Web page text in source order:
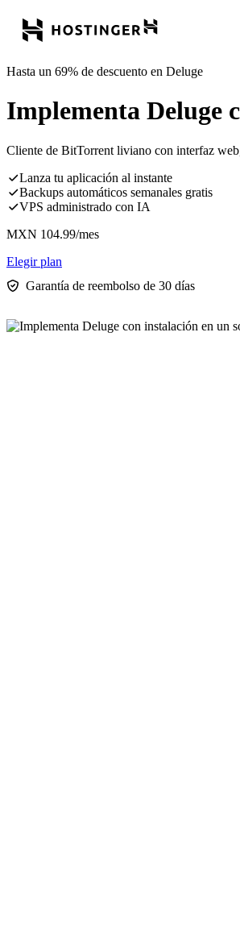
Hasta un 69% de descuento en Deluge
Implementa Deluge
Cliente de BitTorrent liviano con interfaz
Lanza tu aplicación al instante
Backups automáticos semanales gratis
VPS administrado con IA
MXN 104.99/mes
Elegir plan
Garantía de reembolso de 30 días